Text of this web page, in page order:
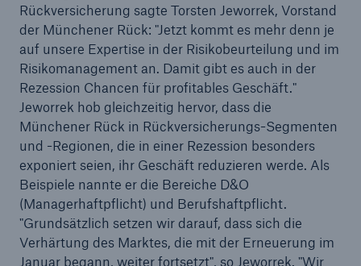
Rückversicherung sagte Torsten Jeworrek, Vorstand
der Münchener Rück: "Jetzt kommt es mehr denn je
auf unsere Expertise in der Risikobeurteilung und im
Risikomanagement an. Damit gibt es auch in der
Rezession Chancen für profitables Geschäft."
Jeworrek hob gleichzeitig hervor, dass die
Münchener Rück in Rückversicherungs-Segmenten
und -Regionen, die in einer Rezession besonders
exponiert seien, ihr Geschäft reduzieren werde. Als
Beispiele nannte er die Bereiche D&O
(Managerhaftpflicht) und Berufshaftpflicht.
"Grundsätzlich setzen wir darauf, dass sich die
Verhärtung des Marktes, die mit der Erneuerung im
Januar begann, weiter fortsetzt", so Jeworrek. "Wir
Fakten
CLARA reduziert die Wartezeit bis zur
Leistungsentscheidung in der BU-
Versicherung bis zu